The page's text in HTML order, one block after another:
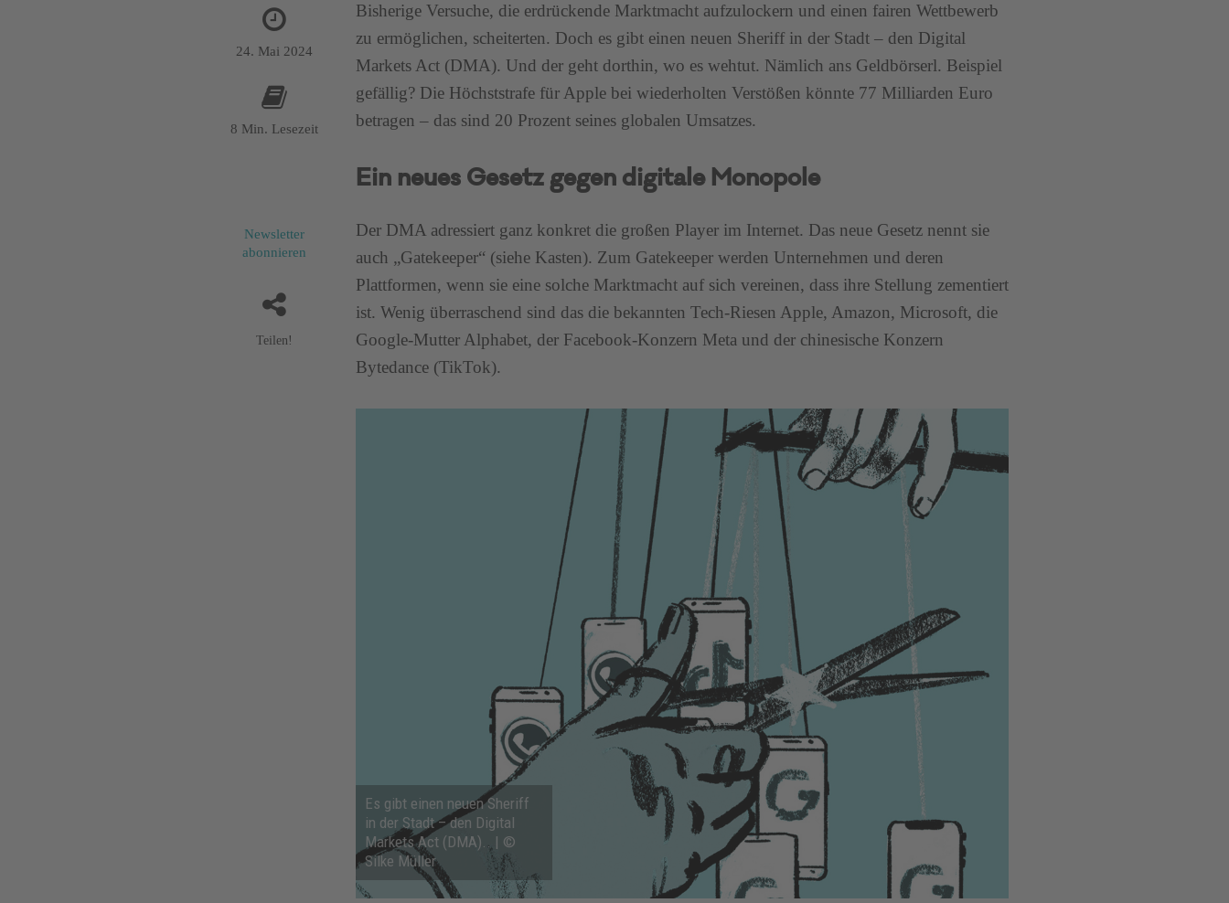
24. Mai 2024
8 Min. Lesezeit
Newsletter
abonnieren
Teilen!
Bisherige Versuche, die erdrückende Marktmacht aufzulockern und einen fairen Wettbewerb
zu ermöglichen, scheiterten. Doch es gibt einen neuen Sheriff in der Stadt – den Digital
Markets Act (DMA). Und der geht dorthin, wo es wehtut. Nämlich ans Geldbörserl. Beispiel
gefällig? Die Höchststrafe für Apple bei wiederholten Verstößen könnte 77 Milliarden Euro
betragen – das sind 20 Prozent seines globalen Umsatzes.
Ein neues Gesetz gegen digitale Monopole
Der DMA adressiert ganz konkret die großen Player im Internet. Das neue Gesetz nennt sie
auch „Gatekeeper“ (siehe Kasten). Zum Gatekeeper werden Unternehmen und deren
Plattformen, wenn sie eine solche Marktmacht auf sich vereinen, dass ihre Stellung zementiert
ist. Wenig überraschend sind das die bekannten Tech-Riesen Apple, Amazon, Microsoft, die
Google-Mutter Alphabet, der Facebook-Konzern Meta und der chinesische Konzern
Bytedance (TikTok).
Es gibt einen neuen Sheriff
in der Stadt – den Digital
Markets Act (DMA).. | ©
Silke Müller